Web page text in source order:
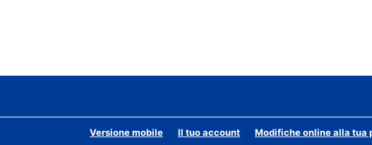
Versione mobile Il tuo account Modifiche online alla tua